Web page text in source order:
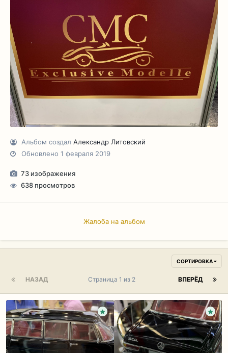
Альбом создалАлександр Литовский
Обновлено1 февраля 2019
73 изображения
638 просмотров
Жалоба на альбом
СОРТИРОВКА
НАЗАД ВПЕРЁД
Страница 1 из 2